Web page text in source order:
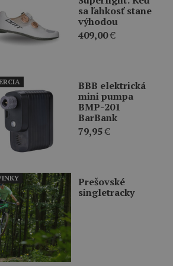
sa ľahkosť stane
výhodou
409,00€
BBB elektrická
mini pumpa
BMP-201
BarBank
79,95€
Prešovské
singletracky